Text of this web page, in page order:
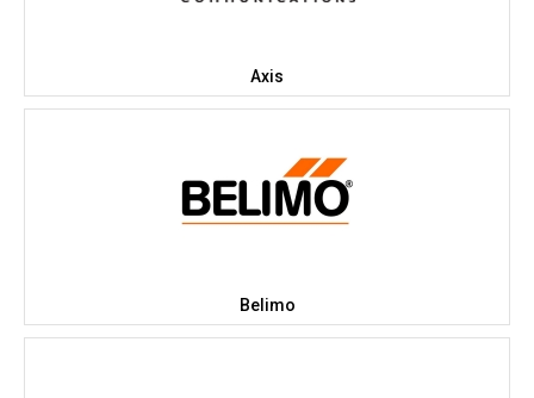
Axis
Belimo